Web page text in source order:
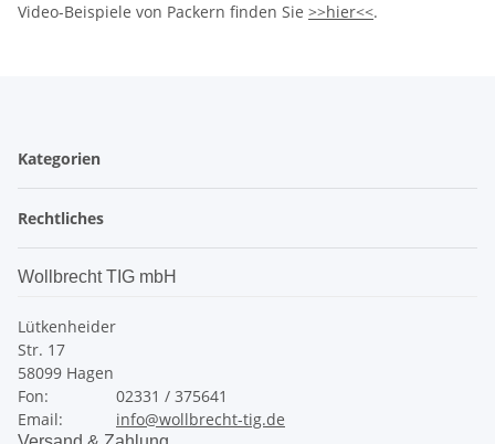
Video-Beispiele von Packern finden Sie >>hier<<.
Kategorien
Rechtliches
Wollbrecht TIG mbH
Lütkenheider
Str. 17
58099 Hagen
Fon:
02331 / 375641
Email:
info@wollbrecht-tig.de